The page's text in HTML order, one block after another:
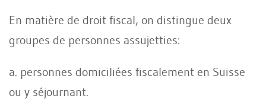
En matière de droit fiscal, on distingue deux
groupes de personnes assujetties:
a. personnes domiciliées fiscalement en Suisse
ou y séjournant.